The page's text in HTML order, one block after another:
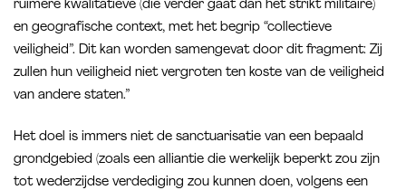
ruimere kwalitatieve (die verder gaat dan het strikt militaire)
en geografische context, met het begrip “collectieve
veiligheid”. Dit kan worden samengevat door dit fragment: Zij
zullen hun veiligheid niet vergroten ten koste van de veiligheid
van andere staten.”
Het doel is immers niet de sanctuarisatie van een bepaald
grondgebied (zoals een alliantie die werkelijk beperkt zou zijn
tot wederzijdse verdediging zou kunnen doen, volgens een